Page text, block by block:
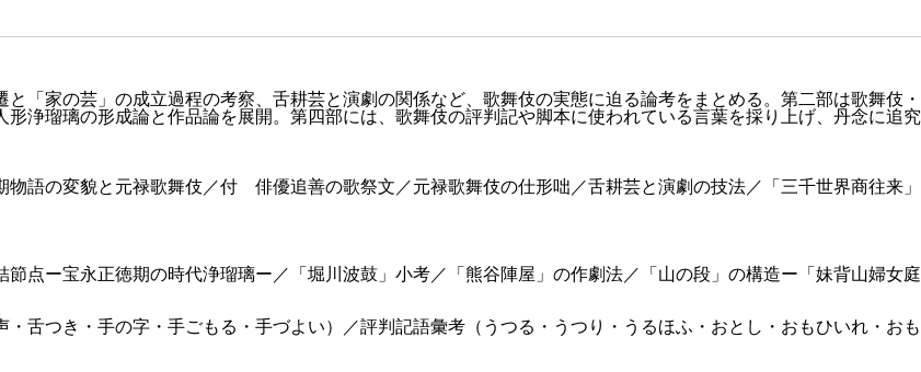
「家の芸」の成立過程の考察、舌耕芸と演劇の関係など、歌舞伎の実態に迫る論考をまとめる。第二部は歌舞伎・
浄瑠璃の形成論と作品論を展開。第四部には、歌舞伎の評判記や脚本に使われている言葉を採り上げ、丹念に追究
語の変貌と元禄歌舞伎／付 俳優追善の歌祭文／元禄歌舞伎の仕形咄／舌耕芸と演劇の技法／「三千世界商往来」
点ー宝永正徳期の時代浄瑠璃ー／「堀川波鼓」小考／「熊谷陣屋」の作劇法／「山の段」の構造ー「妹背山婦女庭
舌つき・手の字・手ごもる・手づよい）／評判記語彙考（うつる・うつり・うるほふ・おとし・おもひいれ・おも